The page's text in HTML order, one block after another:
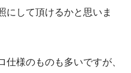
にして頂けるかと思いま
様のものも多いですが、